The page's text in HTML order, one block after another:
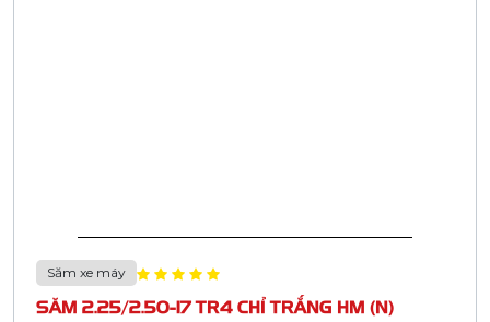
Săm xe máy
SĂM 2.25/2.50-17 TR4 CHỈ TRẮNG HM (N)